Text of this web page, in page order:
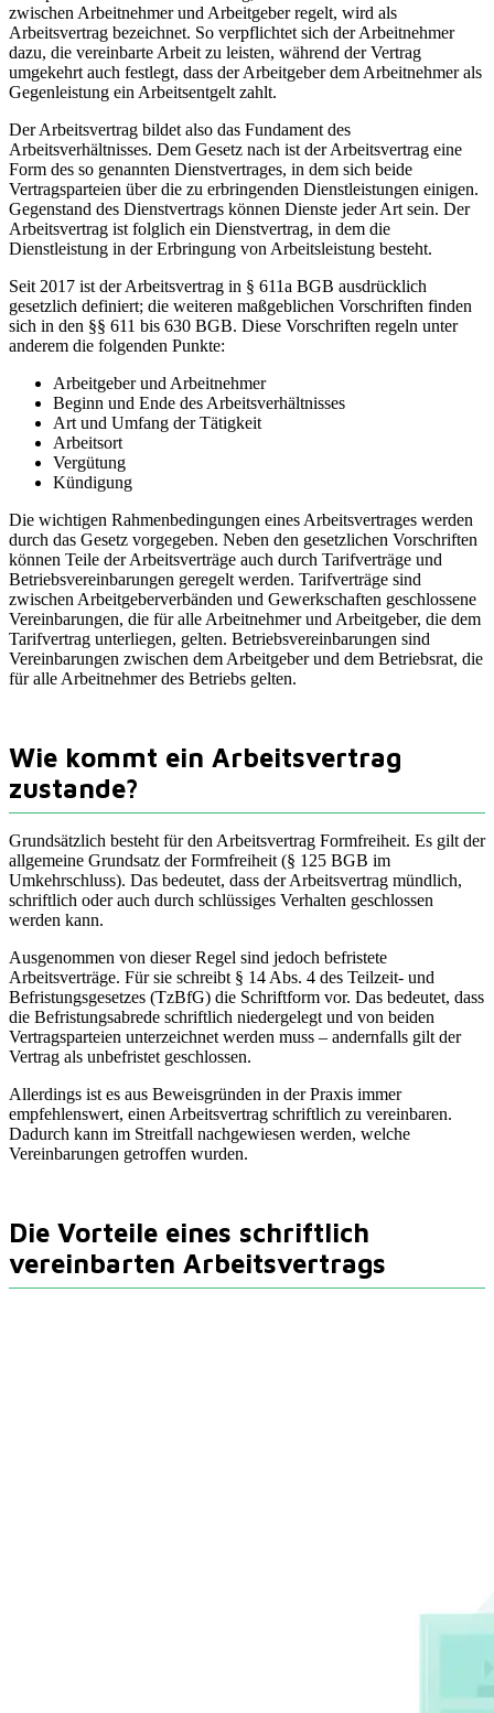
zwischen Arbeitnehmer und Arbeitgeber regelt, wird als
Arbeitsvertrag bezeichnet. So verpflichtet sich der Arbeitnehmer
dazu, die vereinbarte Arbeit zu leisten, während der Vertrag
umgekehrt auch festlegt, dass der Arbeitgeber dem Arbeitnehmer als
Gegenleistung ein Arbeitsentgelt zahlt.
Der Arbeitsvertrag bildet also das Fundament des
Arbeitsverhältnisses. Dem Gesetz nach ist der Arbeitsvertrag eine
Form des so genannten Dienstvertrages, in dem sich beide
Vertragsparteien über die zu erbringenden Dienstleistungen einigen.
Gegenstand des Dienstvertrags können Dienste jeder Art sein. Der
Arbeitsvertrag ist folglich ein Dienstvertrag, in dem die
Dienstleistung in der Erbringung von Arbeitsleistung besteht.
Seit 2017 ist der Arbeitsvertrag in § 611a BGB ausdrücklich
gesetzlich definiert; die weiteren maßgeblichen Vorschriften finden
sich in den §§ 611 bis 630 BGB. Diese Vorschriften regeln unter
anderem die folgenden Punkte:
Arbeitgeber und Arbeitnehmer
Beginn und Ende des Arbeitsverhältnisses
Art und Umfang der Tätigkeit
Arbeitsort
Vergütung
Kündigung
Die wichtigen Rahmenbedingungen eines Arbeitsvertrages werden
durch das Gesetz vorgegeben. Neben den gesetzlichen Vorschriften
können Teile der Arbeitsverträge auch durch Tarifverträge und
Betriebsvereinbarungen geregelt werden. Tarifverträge sind
zwischen Arbeitgeberverbänden und Gewerkschaften geschlossene
Vereinbarungen, die für alle Arbeitnehmer und Arbeitgeber, die dem
Tarifvertrag unterliegen, gelten. Betriebsvereinbarungen sind
Vereinbarungen zwischen dem Arbeitgeber und dem Betriebsrat, die
für alle Arbeitnehmer des Betriebs gelten.
Wie kommt ein Arbeitsvertrag
zustande?
Grundsätzlich besteht für den Arbeitsvertrag Formfreiheit. Es gilt der
allgemeine Grundsatz der Formfreiheit (§ 125 BGB im
Umkehrschluss). Das bedeutet, dass der Arbeitsvertrag mündlich,
schriftlich oder auch durch schlüssiges Verhalten geschlossen
werden kann.
Ausgenommen von dieser Regel sind jedoch befristete
Arbeitsverträge. Für sie schreibt § 14 Abs. 4 des Teilzeit- und
Befristungsgesetzes (TzBfG) die Schriftform vor. Das bedeutet, dass
die Befristungsabrede schriftlich niedergelegt und von beiden
Vertragsparteien unterzeichnet werden muss – andernfalls gilt der
Vertrag als unbefristet geschlossen.
Allerdings ist es aus Beweisgründen in der Praxis immer
empfehlenswert, einen Arbeitsvertrag schriftlich zu vereinbaren.
Dadurch kann im Streitfall nachgewiesen werden, welche
Vereinbarungen getroffen wurden.
Die Vorteile eines schriftlich
vereinbarten Arbeitsvertrags